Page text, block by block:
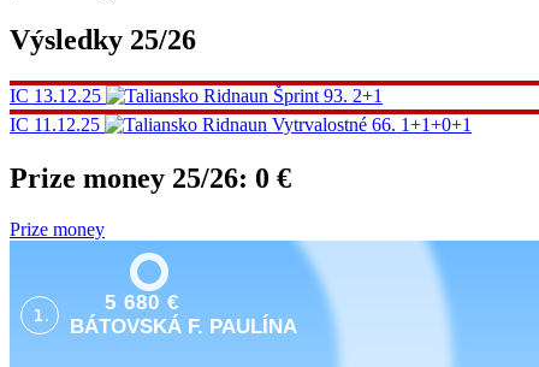
Výsledky 25/26
IC 13.12.25 Ridnaun Šprint 93. 2+1
IC 11.12.25 Ridnaun Vytrvalostné 66. 1+1+0+1
Prize money 25/26: 0 €
Prize money
1.
5 680 €
BÁTOVSKÁ F. PAULÍNA